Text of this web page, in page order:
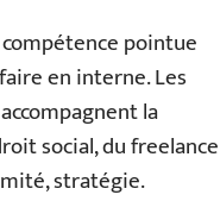
pointue
en interne. Les
la
social, du freelance
stratégie.